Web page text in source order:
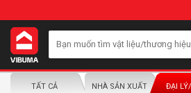
TẤT CẢ NHÀ SẢN XUẤT/NHÀĐẠI